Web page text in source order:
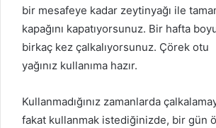
bir mesafeye kadar zeytinyağı ile
kapağını kapatıyorsunuz. Bir hafta
birkaç kez çalkalıyorsunuz. Çörek otu
yağınız kullanıma hazır.
Kullanmadığınız zamanlarda
fakat kullanmak istediğinizde, bir gün